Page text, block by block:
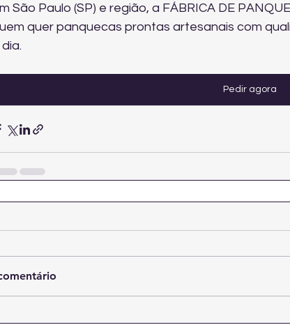
São Paulo (SP) e região, a FÁBRICA DE
quer panquecas prontas artesanais com
Pedir agora